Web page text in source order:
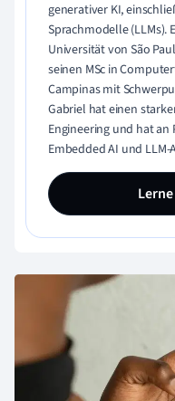
generativer KI,
Sprachmodelle (LLMs).
Universität von São
seinen MSc in
Campinas mit
Gabriel hat einen
Engineering und hat
Embedded AI und